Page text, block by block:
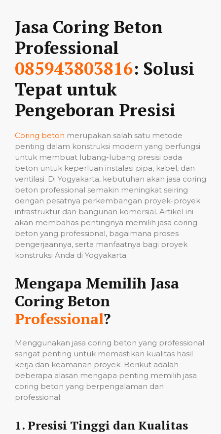
Jasa Coring Beton
Professional
085943803816: Solusi
Tepat untuk
Pengeboran Presisi
Coring beton merupakan salah satu metode
penting dalam konstruksi modern yang berfungsi
untuk membuat lubang-lubang presisi pada
beton untuk keperluan instalasi pipa, kabel, dan
ventilasi. Di Yogyakarta, kebutuhan akan jasa coring
beton professional semakin meningkat seiring
dengan pesatnya perkembangan proyek-proyek
infrastruktur dan bangunan komersial. Artikel ini
akan membahas pentingnya memilih jasa coring
beton yang professional, bagaimana proses
pengerjaannya, serta manfaatnya bagi proyek
konstruksi Anda di Yogyakarta.
Mengapa Memilih Jasa
Coring Beton
Professional?
Menggunakan jasa coring beton yang professional
sangat penting untuk memastikan kualitas hasil
kerja dan keamanan proyek. Berikut adalah
beberapa alasan mengapa penting memilih jasa
coring beton yang berpengalaman dan
professional:
1. Presisi Tinggi dan Kualitas